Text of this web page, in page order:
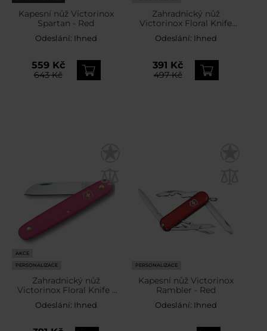
Kapesní nůž Victorinox
Spartan - Red
Odeslání: Ihned
559 Kč
643 Kč
Zahradnický nůž
Victorinox Floral Knife
Left-handed
Odeslání: Ihned
391 Kč
497 Kč
AKCE
PERSONALIZACE
Zahradnický nůž
Victorinox Floral Knife -
Odeslání: Ihned
PERSONALIZACE
Kapesní nůž Victorinox
Rambler - Red
Odeslání: Ihned